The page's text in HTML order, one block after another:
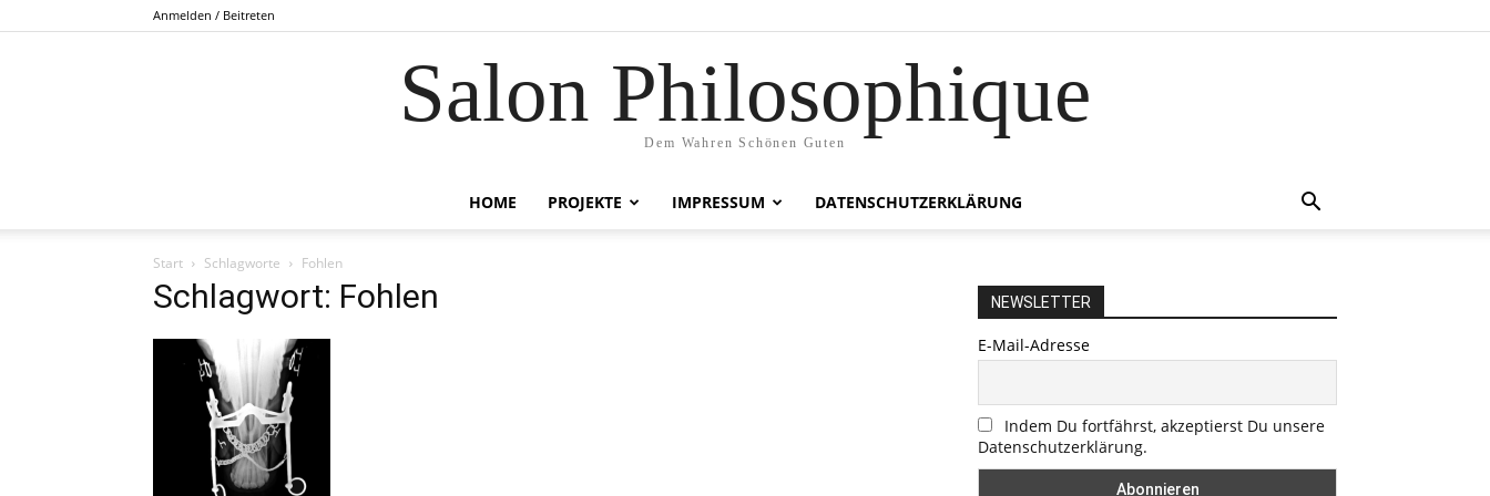
Anmelden / Beitreten
Salon Philosophique
Dem Wahren Schönen Guten
HOME PROJEKTE IMPRESSUM DATENSCHUTZERKLÄRUNG
Start Schlagworte Fohlen
Schlagwort: Fohlen NEWSLETTER
E-Mail-Adresse
Indem Du fortfährst, akzeptierst Du unsere
Datenschutzerklärung.